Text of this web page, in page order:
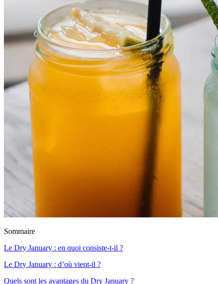
Sommaire
Le Dry January : en quoi consiste-t-il ?
Le Dry January : d’où vient-il ?
Quels sont les avantages du Dry January ?